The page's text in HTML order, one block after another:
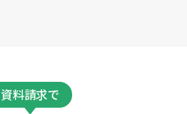
資料請求で